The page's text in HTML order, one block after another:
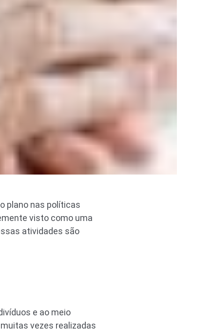
plano nas políticas
visto como uma
atividades são
e ao meio
vezes realizadas